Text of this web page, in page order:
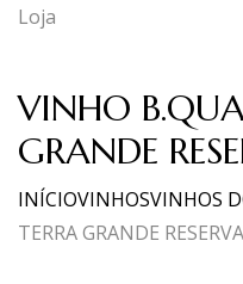
Loja
VINHO
GRANDE
INÍCIOVINHOSVINHOS
TERRA GRANDE